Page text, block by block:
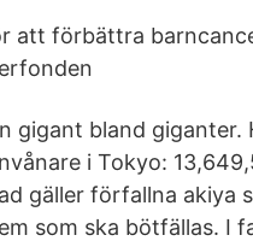
att förbättra
gigant bland giganter.
i Tokyo:
gäller förfallna akiya
som ska bötfällas. I